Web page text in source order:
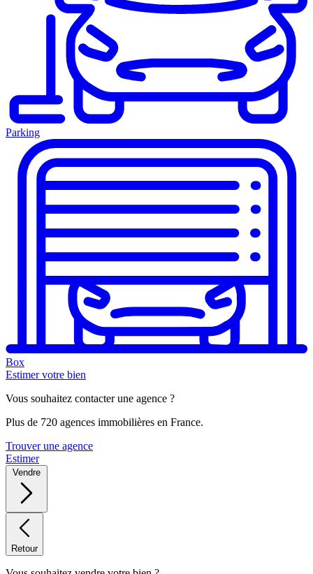
Parking
Box
Estimer votre bien
Vous souhaitez contacter une agence ?
Plus de 720 agences immobilières en France.
Trouver une agence
Estimer
Vendre
Retour